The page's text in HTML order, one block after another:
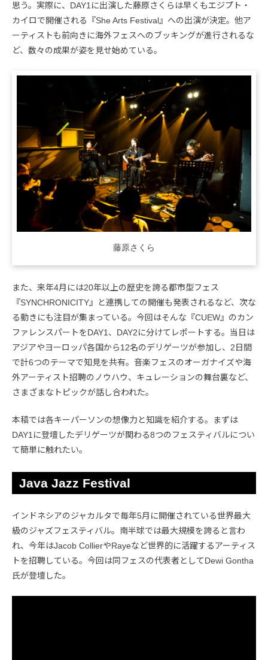
思う。実際に、DAY1に出演した藤原さくらは早くもエジプト・
カイロで開催される『She Arts Festival』への出演が決定。他ア
ーティストも前向きに海外フェスへのブッキングが進行されるな
ど、数々の成果が姿を見せ始めている。
藤原さくら
また、来年4月には20年以上の歴史を誇る都市型フェス
『SYNCHRONICITY』と連携しての開催も発表されるなど、次な
る動きにも注目が集まっている。今回はそんな『CUEW』のカン
ファレンスパートをDAY1、DAY2に分けてレポートする。当日は
アジアやヨーロッパ各国から12名のデリゲーツが参加し、2日間
で計6つのテーマで知見を共有。音楽フェスのオーガナイズや海
外アーティスト招聘のノウハウ、キュレーションの舞台裏など、
さまざまなトピックが話し合われた。
本稿では各キーパーソンの想像力と知識を紹介する。まずは
DAY1に登壇したデリゲーツが関わる8つのフェスティバルについ
て簡単に触れたい。
Java Jazz Festival
インドネシアのジャカルタで毎年5月に開催されている世界最大
級のジャズフェスティバル。南半球では最大規模を誇ると言わ
れ、今年はJacob CollierやRayeなど世界的に活躍するアーティス
トを招聘している。今回は同フェスの代表者としてDewi Gontha
氏が登壇した。